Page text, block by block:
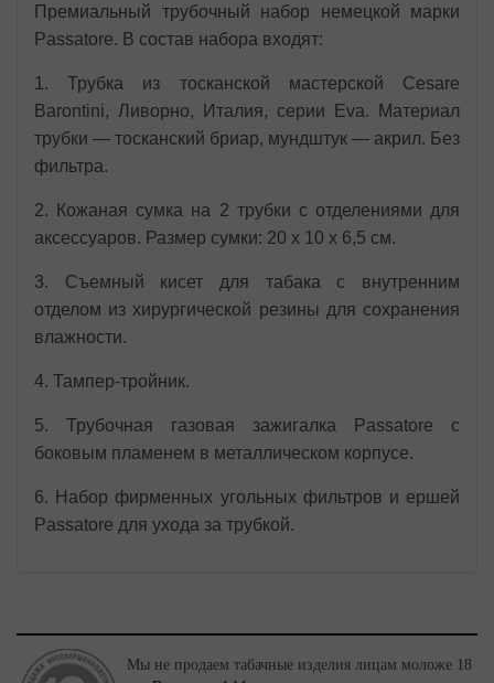
Премиальный трубочный набор немецкой марки
Passatore. В состав набора входят:
1. Трубка из тосканской мастерской Cesare
Barontini, Ливорно, Италия, серии Eva. Материал
трубки — тосканский бриар, мундштук — акрил. Без
фильтра.
2. Кожаная сумка на 2 трубки с отделениями для
аксессуаров. Размер сумки: 20 х 10 х 6,5 см.
3. Съемный кисет для табака с внутренним
отделом из хирургической резины для сохранения
влажности.
4. Тампер-тройник.
5. Трубочная газовая зажигалка Passatore с
боковым пламенем в металлическом корпусе.
6. Набор фирменных угольных фильтров и ершей
Passatore для ухода за трубкой.
Мы не продаем табачные изделия лицам моложе 18